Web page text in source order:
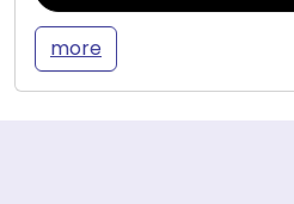
more